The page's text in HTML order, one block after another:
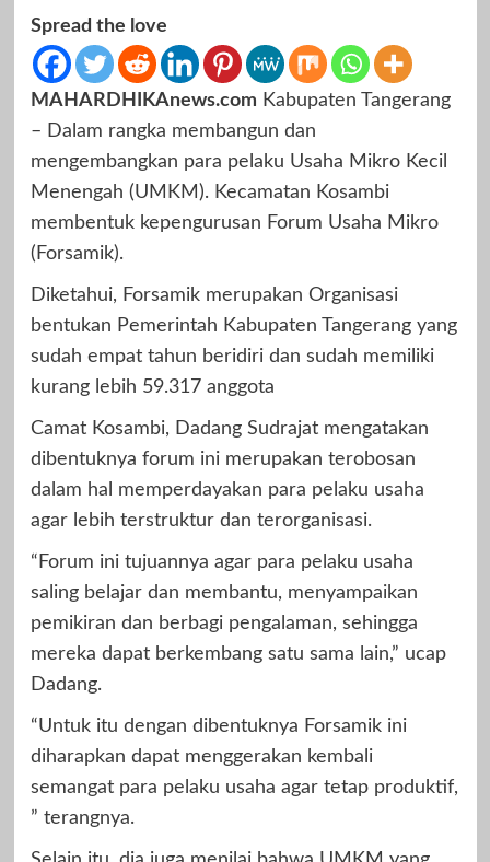
Spread the love
MAHARDHIKAnews.com Kabupaten Tangerang
– Dalam rangka membangun dan
mengembangkan para pelaku Usaha Mikro Kecil
Menengah (UMKM). Kecamatan Kosambi
membentuk kepengurusan Forum Usaha Mikro
(Forsamik).
Diketahui, Forsamik merupakan Organisasi
bentukan Pemerintah Kabupaten Tangerang yang
sudah empat tahun beridiri dan sudah memiliki
kurang lebih 59.317 anggota
Camat Kosambi, Dadang Sudrajat mengatakan
dibentuknya forum ini merupakan terobosan
dalam hal memperdayakan para pelaku usaha
agar lebih terstruktur dan terorganisasi.
“Forum ini tujuannya agar para pelaku usaha
saling belajar dan membantu, menyampaikan
pemikiran dan berbagi pengalaman, sehingga
mereka dapat berkembang satu sama lain,” ucap
Dadang.
“Untuk itu dengan dibentuknya Forsamik ini
diharapkan dapat menggerakan kembali
semangat para pelaku usaha agar tetap produktif,
” terangnya.